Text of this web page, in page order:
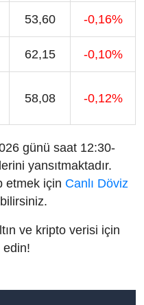
53,60 -0,16%
62,15 -0,10%
58,08 -0,12%
günü saat 12:30-
yansıtmaktadır.
etmek için Canlı Döviz
ve kripto verisi için
edin!